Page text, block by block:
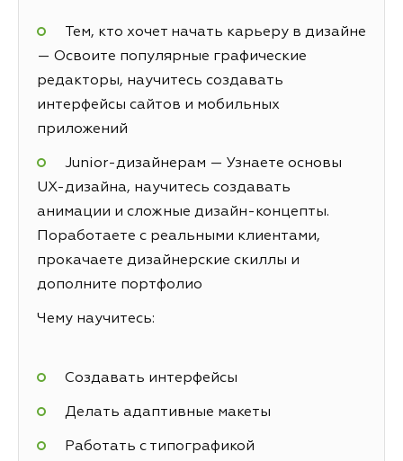
Тем, кто хочет начать карьеру в дизайне
— Освоите популярные графические
редакторы, научитесь создавать
интерфейсы сайтов и мобильных
приложений
Junior-дизайнерам — Узнаете основы
UX-дизайна, научитесь создавать
анимации и сложные дизайн-концепты.
Поработаете с реальными клиентами,
прокачаете дизайнерские скиллы и
дополните портфолио
Чему научитесь:
Создавать интерфейсы
Делать адаптивные макеты
Работать с типографикой